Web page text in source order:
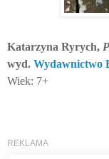
Katarzyna Ryrych,
wyd. Wydawnictwo
Wiek: 7+